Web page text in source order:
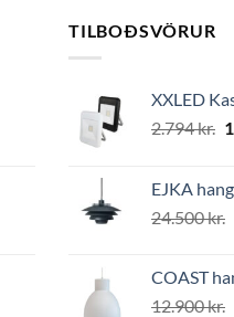
TILBOÐSVÖRUR
XXLED
2.794kr.
EJKA
24.500kr.
COAST
12.900kr.